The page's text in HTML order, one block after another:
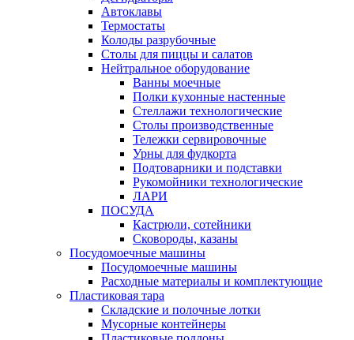
Автоклавы
Термостаты
Колоды разрубочные
Столы для пиццы и салатов
Нейтральное оборудование
Ванны моечные
Полки кухонные настенные
Стеллажи технологические
Столы производственные
Тележки сервировочные
Урны для фудкорта
Подтоварники и подставки
Рукомойники технологические
ЛАРИ
ПОСУДА
Кастрюли, сотейники
Сковороды, казаны
Посудомоечные машины
Посудомоечные машины
Расходные материалы и комплектующие
Пластиковая тара
Складские и полочные лотки
Мусорные контейнеры